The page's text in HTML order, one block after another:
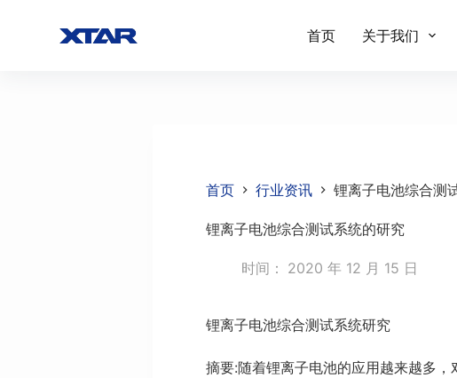
首页 关于我们
首页 行业资讯 锂离子电池综合测
锂离子电池综合测试系统的研究
时间： 2020 年 12 月 15 日
锂离子电池综合测试系统研究
摘要:随着锂离子电池的应用越来越多